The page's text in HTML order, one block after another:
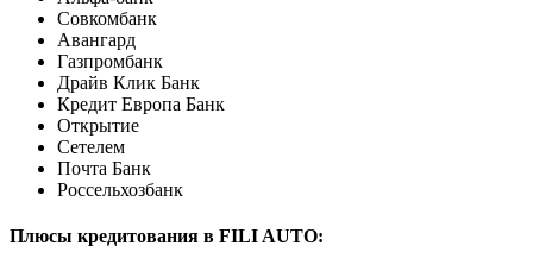
Совкомбанк
Авангард
Газпромбанк
Драйв Клик Банк
Кредит Европа Банк
Открытие
Сетелем
Почта Банк
Россельхозбанк
Плюсы кредитования в FILI AUTO: